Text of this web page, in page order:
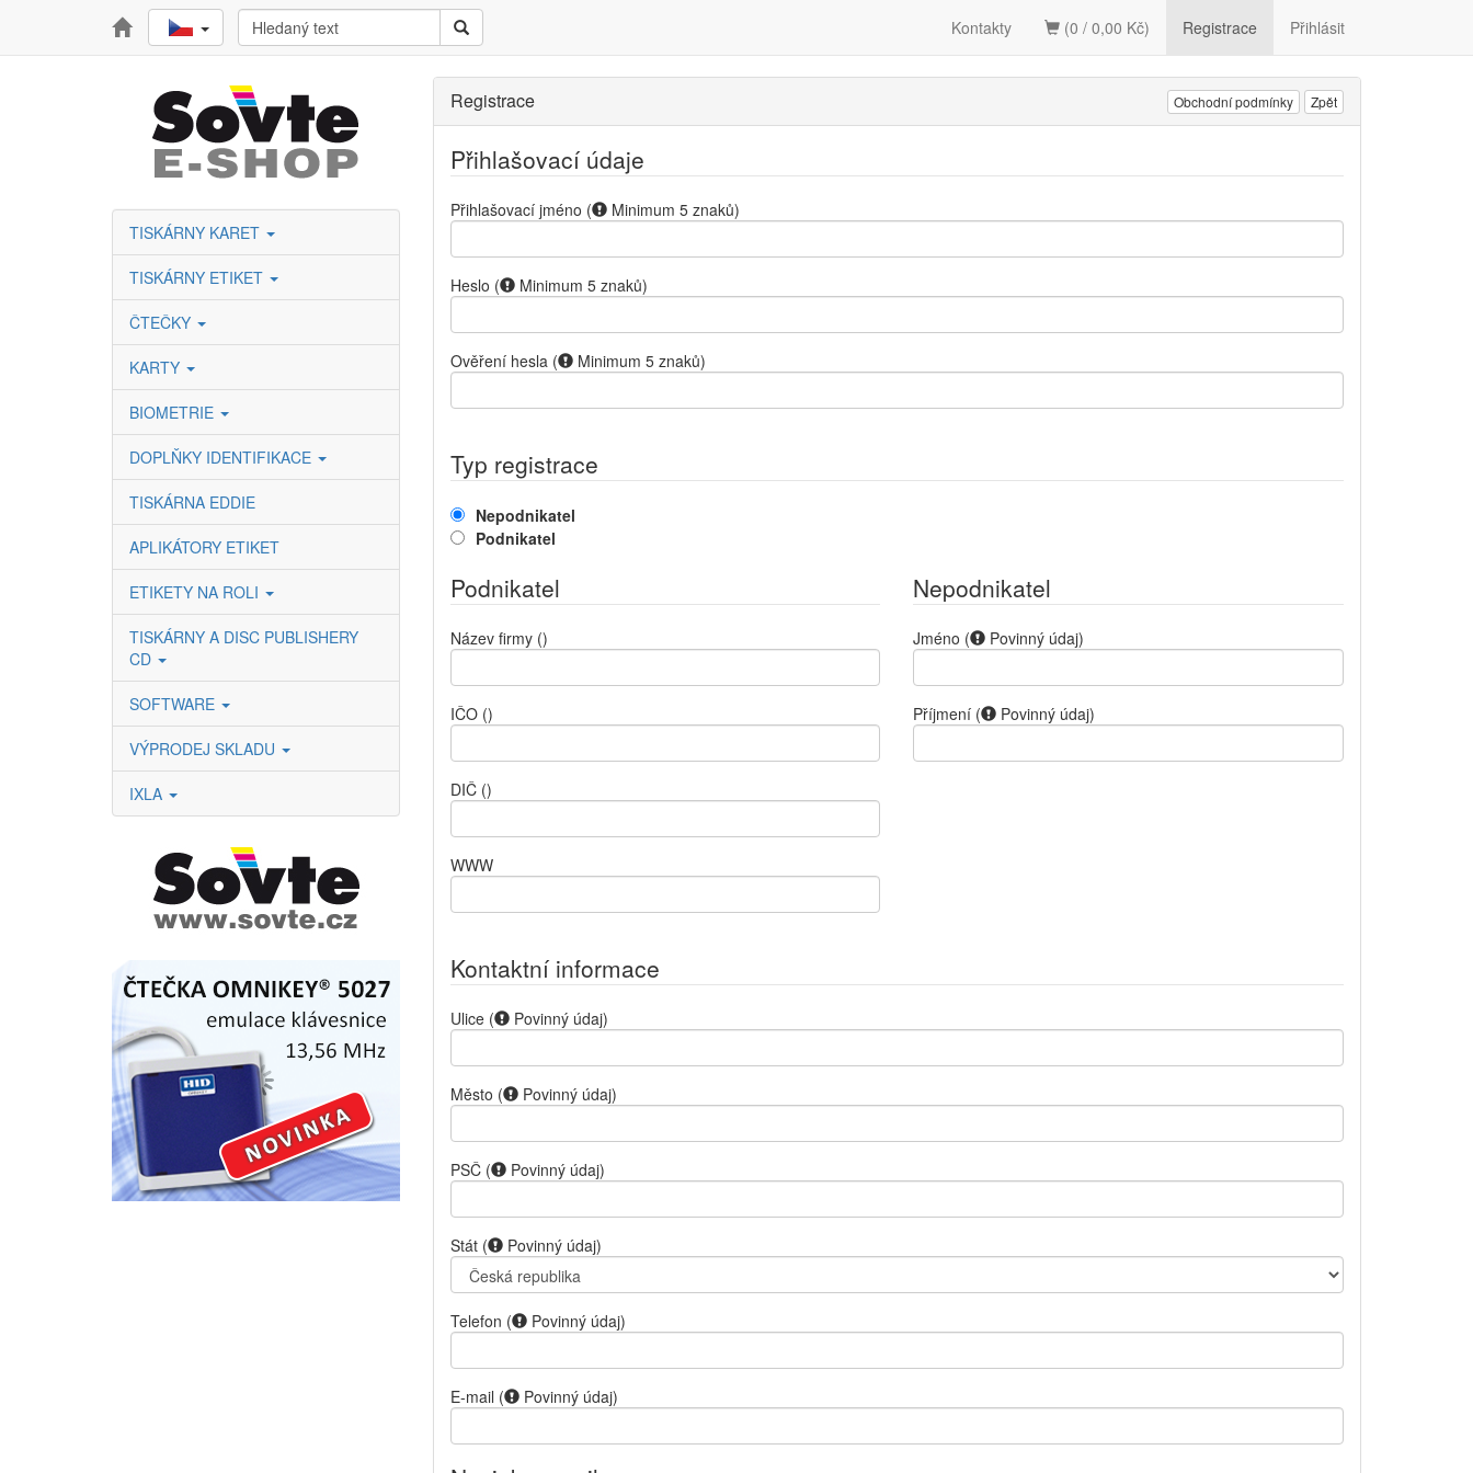
Registrace Přihlásit
Kontakty (0 / 0,00 Kč)
TISKÁRNY KARET
TISKÁRNY ETIKET
ČTEČKY
KARTY
BIOMETRIE
DOPLŇKY IDENTIFIKACE
TISKÁRNA EDDIE
APLIKÁTORY ETIKET
ETIKETY NA ROLI
TISKÁRNY A DISC PUBLISHERY
CD
SOFTWARE
VÝPRODEJ SKLADU
IXLA
Registrace Obchodní podmínky Zpět
Přihlašovací údaje
Přihlašovací jméno ( Minimum 5 znaků)
Heslo ( Minimum 5 znaků)
Ověření hesla ( Minimum 5 znaků)
Typ registrace
Nepodnikatel
Podnikatel
Podnikatel
Název firmy ()
IČO ()
DIČ ()
WWW
Nepodnikatel
Jméno ( Povinný údaj)
Příjmení ( Povinný údaj)
Kontaktní informace
Ulice ( Povinný údaj)
Město ( Povinný údaj)
PSČ ( Povinný údaj)
Stát ( Povinný údaj)
Telefon ( Povinný údaj)
E-mail ( Povinný údaj)